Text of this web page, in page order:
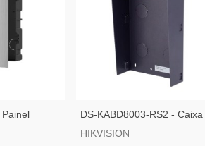
Painel
Registro
DS-KABD8003-RS2 - Caixa
De Registo De Superfície Até
HIKVISION